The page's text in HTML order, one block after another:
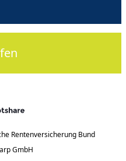
Rentenversicherung Bund
GmbH